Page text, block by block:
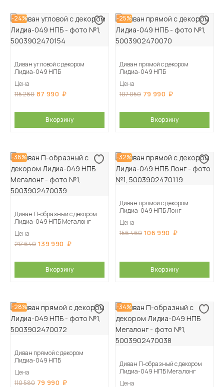
-24%
Диван угловой с декором
Лидиа-049 НПБ
Цена
115 280 87 990
В корзину
-25%
Диван прямой с декором
Лидиа-049 НПБ
Цена
107 050 79 990
В корзину
-36%
Диван П-образный с декором
Лидиа-049 НПБ Мегалонг
Цена
217 640 139 990
В корзину
-32%
Диван прямой с декором
Лидиа-049 НПБ Лонг
Цена
156 460 106 990
В корзину
-28%
Диван прямой с декором
Лидиа-049 НПБ
Цена
110 580 79 990
-34%
Диван П-образный с декором
Лидиа-049 НПБ Мегалонг
Цена